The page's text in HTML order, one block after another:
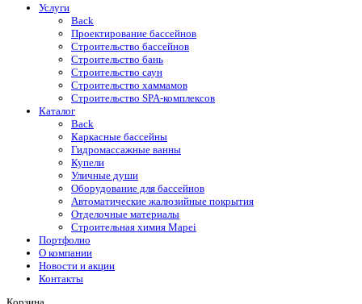
Услуги
Back
Проектирование бассейнов
Строительство бассейнов
Строительство бань
Строительство саун
Строительство хаммамов
Строительство SPA-комплексов
Каталог
Back
Каркасные бассейны
Гидромассажные ванны
Купели
Уличные души
Оборудование для бассейнов
Автоматические жалюзийные покрытия
Отделочные материалы
Строительная химия Mapei
Портфолио
O компании
Новости и акции
Контакты